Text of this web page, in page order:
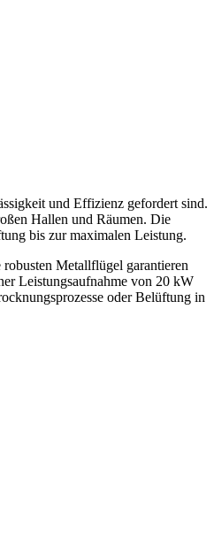
und Effizienz gefordert sind.
Hallen und Räumen. Die
bis zur maximalen Leistung.
Metallflügel garantieren
Leistungsaufnahme von 20 kW
oder Belüftung in